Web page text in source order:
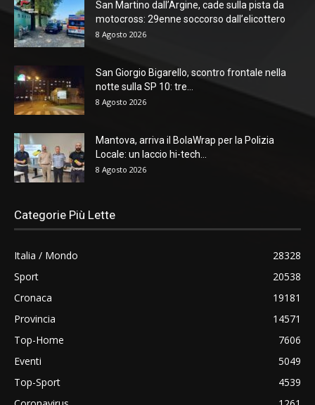
San Martino dall’Argine, cade sulla pista da
motocross: 29enne soccorso dall’elicottero
8 Agosto 2026
San Giorgio Bigarello, scontro frontale nella
notte sulla SP 10: tre...
8 Agosto 2026
Mantova, arriva il BolaWrap per la Polizia
Locale: un laccio hi-tech...
8 Agosto 2026
Categorie Più Lette
Italia / Mondo
28328
Sport
20538
Cronaca
19181
Provincia
14571
Top-Home
7606
Eventi
5049
Top-Sport
4539